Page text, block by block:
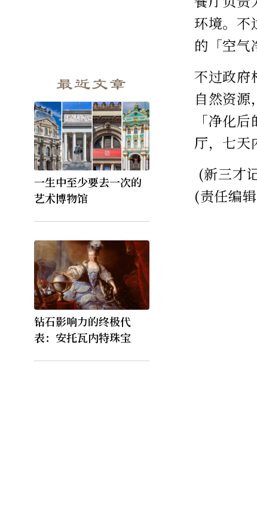
最近文章
一生中至少要去一次的
艺术博物馆
钻石影响力的终极代
表：安托瓦内特珠宝
环境。不
的「空气
不过政府
自然资
「净化
厅，七天
(新三才
(责任编